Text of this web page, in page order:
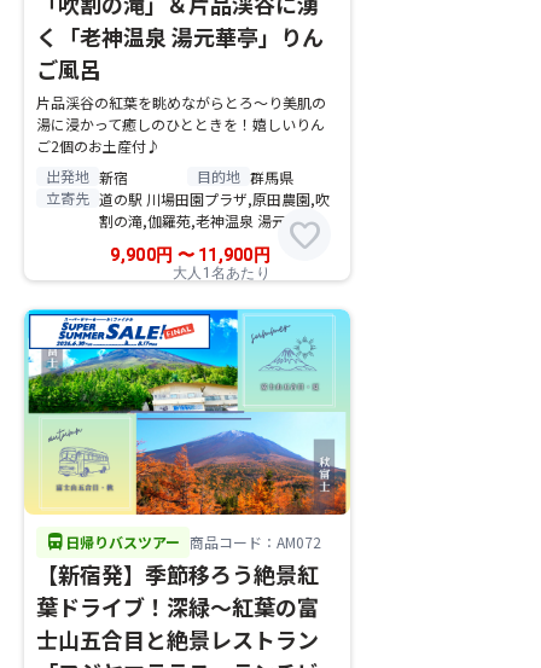
く「老神温泉 湯元華亭」りん
ご風呂
片品渓谷の紅葉を眺めながらとろ～り美肌の
湯に浸かって癒しのひとときを！嬉しいりん
ご2個のお土産付♪
出発地 新宿 目的地 群馬県
立寄先 道の駅 川場田園プラザ,原田農園,吹
割の滝,伽羅苑,老神温泉 湯元華亭
9,900円 〜11,900 円
大人1名あたり
favorite
directions_bus 日帰りバスツアー 商品コード：AM072
【新宿発】季節移ろう絶景紅
葉ドライブ！深緑～紅葉の富
士山五合目と絶景レストラン